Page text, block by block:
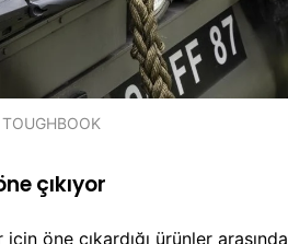
çıkıyor
öne çıkardığı ürünler arasında